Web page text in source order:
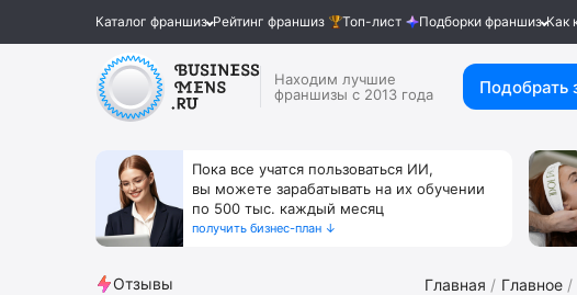
Каталог франшиз Рейтинг франшиз Топ-лист Подборки франшиз Как
Находим лучшие
франшизы с 2013 года
Подобрать
Пока все учатся пользоваться ИИ,
вы можете зарабатывать на их обучении
по 500 тыс. каждый месяц
получить бизнес-план ↓
Отзывы
Главная Главное